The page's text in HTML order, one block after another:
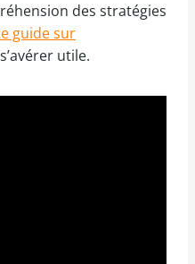
des stratégies
guide sur
utile.